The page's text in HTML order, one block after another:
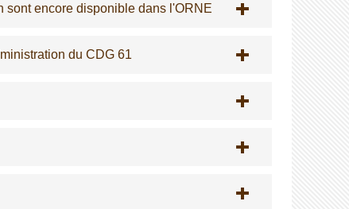
sont encore disponible dans l'ORNE
du CDG 61